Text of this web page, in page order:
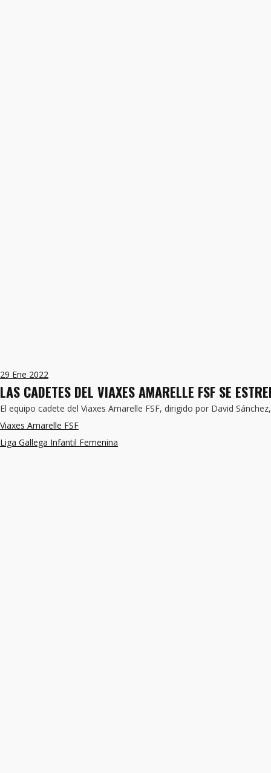
29 Ene 2022
LAS CADETES DEL VIAXES AMARELLE FSF SE
El equipo cadete del Viaxes Amarelle FSF, dirigido por David
Viaxes Amarelle FSF
Liga Gallega Infantil Femenina